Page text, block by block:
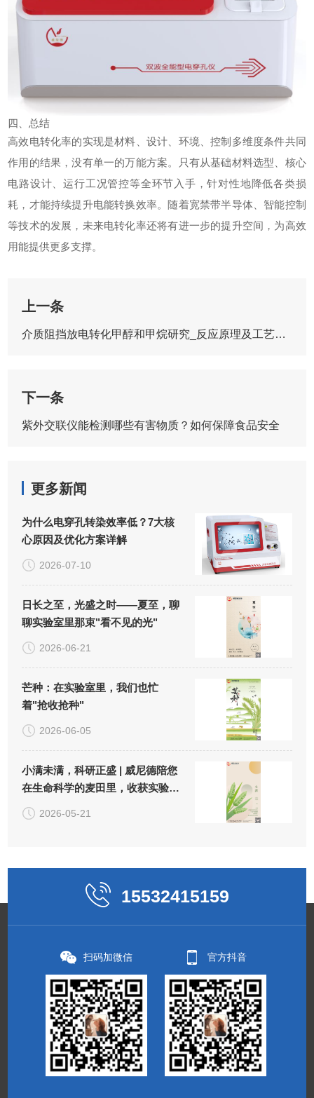
四、总结
高效电转化率的实现是材料、设计、环境、控制多维度条件共同
作用的结果，没有单一的万能方案。只有从基础材料选型、核心
电路设计、运行工况管控等全环节入手，针对性地降低各类损
耗，才能持续提升电能转换效率。随着宽禁带半导体、智能控制
等技术的发展，未来电转化率还将有进一步的提升空间，为高效
用能提供更多支撑。
上一条
介质阻挡放电转化甲醇和甲烷研究_反应原理及工艺参数影响分析
下一条
紫外交联仪能检测哪些有害物质？如何保障食品安全
更多新闻
为什么电穿孔转染效率低？7大核
心原因及优化方案详解
2026-07-10
日长之至，光盛之时——夏至，聊
聊实验室里那束"看不见的光"
2026-06-21
芒种：在实验室里，我们也忙
着"抢收抢种"
2026-06-05
小满未满，科研正盛 | 威尼德陪您
在生命科学的麦田里，收获实验
的"小小圆满"
2026-05-21
15532415159
扫码加微信 官方抖音